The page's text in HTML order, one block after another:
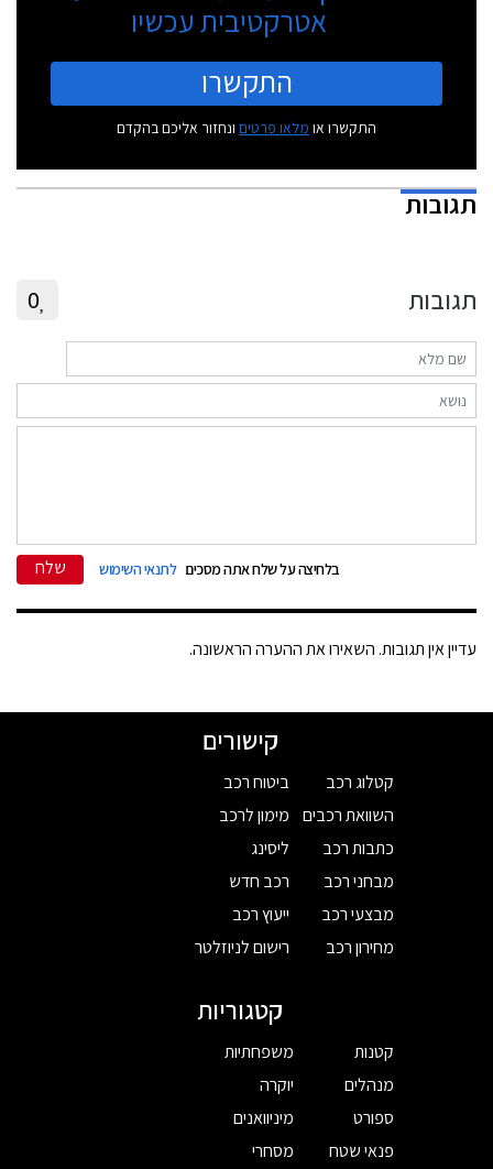
אטרקטיבית עכשיו
התקשרו
התקשרו או מלאו פרטים ונחזור אליכם בהקדם
תגובות
תגובות 0
בלחיצה על שלח אתה מסכים לתנאי השימוש שלח
עדיין אין תגובות. השאירו את ההערה הראשונה.
קישורים
קטלוג רכב
השוואת רכבים
כתבות רכב
מבחני רכב
מבצעי רכב
מחירון רכב
ביטוח רכב
מימון לרכב
ליסינג
רכב חדש
ייעוץ רכב
רישום לניוזלטר
קטגוריות
קטנות
מנהלים
ספורט
פנאי שטח
משפחתיות
יוקרה
מיניוואנים
מסחרי